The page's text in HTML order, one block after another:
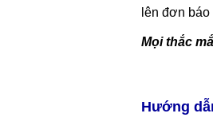
lên đơn
Mọi thắc
Hướng